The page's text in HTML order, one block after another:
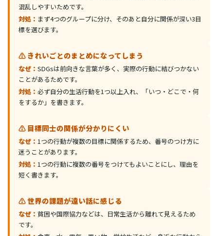
混乱しやすいためです。
対処： まず4つのグループに分け、そのあと自分に関係が深い3目
標を選びます。
⚠️ きれいごとのまとめになってしまう
なぜ： SDGsは前向きな言葉が多く、実際の行動に結びつかない
ことがあるためです。
対処： 必ず自分の生活行動を1つ以上入れ、「いつ・どこで・何
をするか」を書きます。
⚠️ 目標同士の関係が分かりにくい
なぜ： 1つの行動が複数の目標に関係するため、番号のつけ方に
迷うことがあります。
対処： 1つの行動に複数の番号をつけてもよいことにし、理由を
短く書きます。
⚠️ 世界の課題が遠い話に感じる
なぜ： 貧困や国際協力などは、日常生活から離れて見えるため
です。